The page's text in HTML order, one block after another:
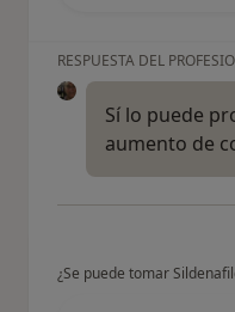
RESPUESTA DEL
Sí lo puede
aumento de
¿Se puede tomar